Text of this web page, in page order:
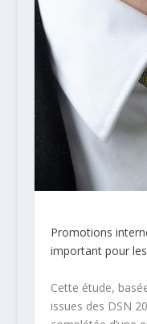
Promotions
important pour
Cette étude,
issues des DSN